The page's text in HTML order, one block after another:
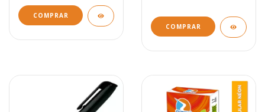
COMPRAR
COMPRAR